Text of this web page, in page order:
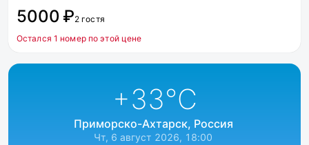
5000 ₽2 гостя
Остался 1 номер по этой цене
+33°C
Приморско-Ахтарск, Россия
Чт, 6 август 2026, 18:00